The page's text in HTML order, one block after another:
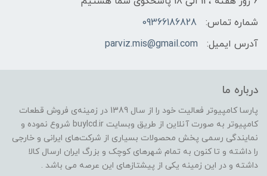
شماره تماس:
09366186828
آدرس ایمیل:
parviz.mis@gmail.com
درباره ما
پارسا کامپیوتر فعالیت خود را از سال 1389 در زمینه‌ی فروش قطعات
کامپیوتر به صورت آنلاین از طریق وبسایت buylcd.ir شروع نموده و
نمایندگی رسمی پخش محصولات بسیاری از شرکت‌های ایرانی و خارجی
را داشته و تا کنون به تمام شهرهای کوچک و بزرگ ایران ارسال کالا
داشته و در این زمینه یکی از پیشتازهای این عرصه می باشد .